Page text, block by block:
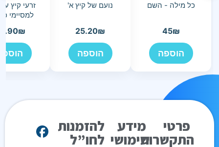
כל מילה - השם
45₪
הוספה
נועם של קיץ א'
25.20₪
הוספה
זרעי קיץ
למסיימי
₪
פרטי
התקשרות
מידע
שימושי
להזמנות
לחו”ל